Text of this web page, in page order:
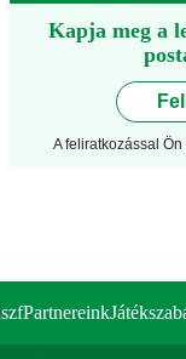
Kapja meg a
A feliratkozással
Partnereink